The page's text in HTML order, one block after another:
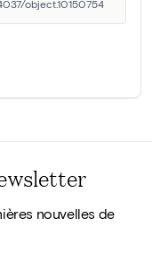
object.10150754
nouvelles de